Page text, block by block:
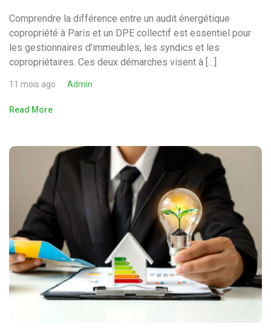
Comprendre la différence entre un audit énergétique
copropriété à Paris et un DPE collectif est essentiel pour
les gestionnaires d’immeubles, les syndics et les
copropriétaires. Ces deux démarches visent à […]
11 mois ago Admin
Read More